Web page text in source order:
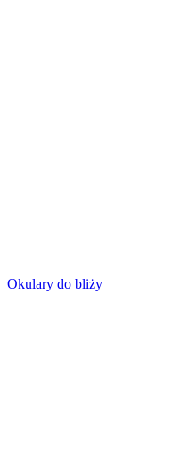
Okulary do bliży